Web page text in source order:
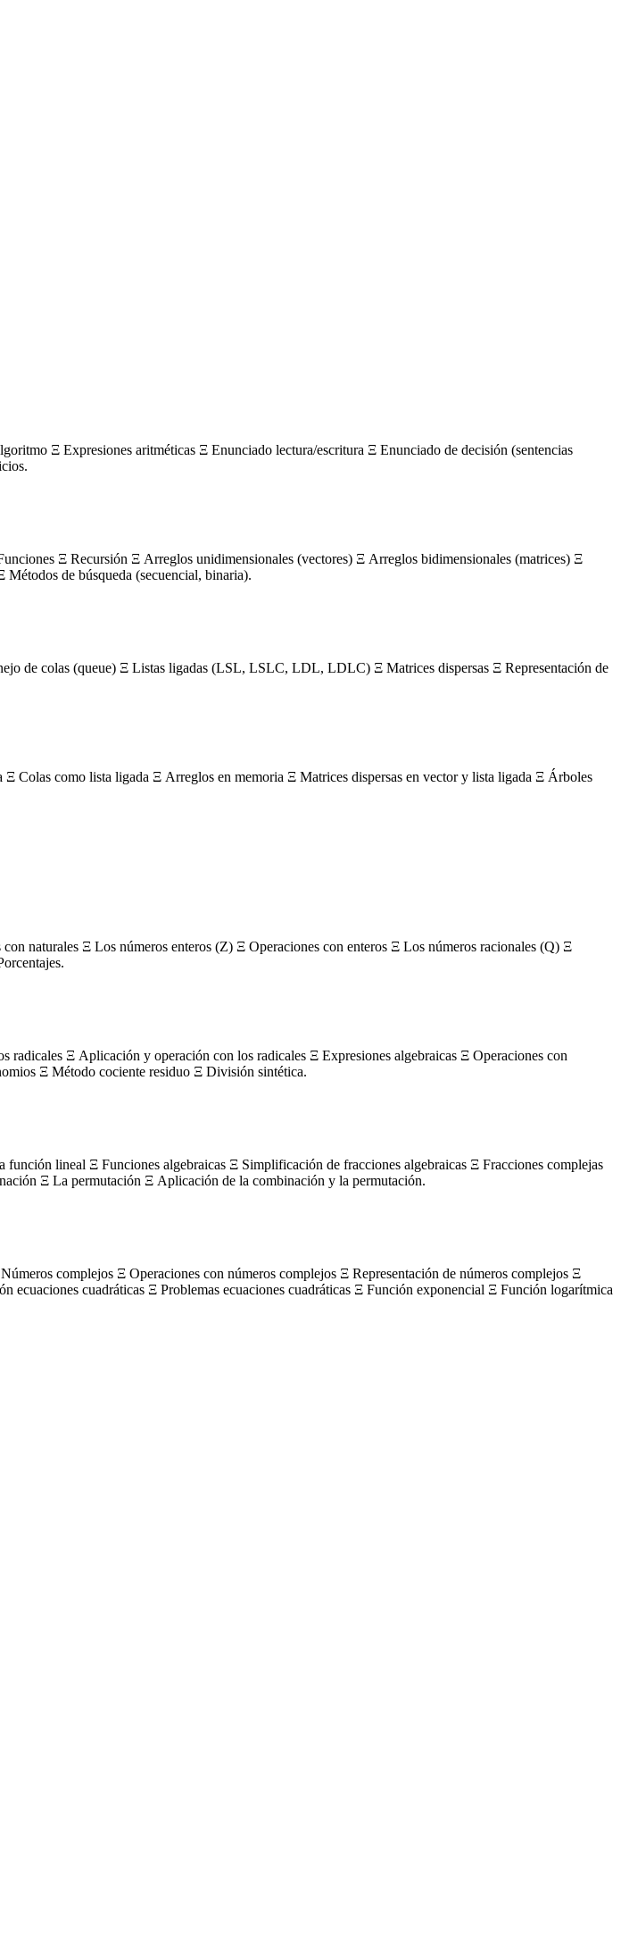
Ξ Expresiones aritméticas Ξ Enunciado lectura/escritura Ξ Enunciado de decisión (sentencias
Ξ Recursión Ξ Arreglos unidimensionales (vectores) Ξ Arreglos bidimensionales (matrices) Ξ
de búsqueda (secuencial, binaria).
de colas (queue) Ξ Listas ligadas (LSL, LSLC, LDL, LDLC) Ξ Matrices dispersas Ξ Representación de
Colas como lista ligada Ξ Arreglos en memoria Ξ Matrices dispersas en vector y lista ligada Ξ Árboles
naturales Ξ Los números enteros (Z) Ξ Operaciones con enteros Ξ Los números racionales (Q) Ξ
Ξ Aplicación y operación con los radicales Ξ Expresiones algebraicas Ξ Operaciones con
Ξ Método cociente residuo Ξ División sintética.
lineal Ξ Funciones algebraicas Ξ Simplificación de fracciones algebraicas Ξ Fracciones complejas
Ξ La permutación Ξ Aplicación de la combinación y la permutación.
complejos Ξ Operaciones con números complejos Ξ Representación de números complejos Ξ
cuadráticas Ξ Problemas ecuaciones cuadráticas Ξ Función exponencial Ξ Función logarítmica